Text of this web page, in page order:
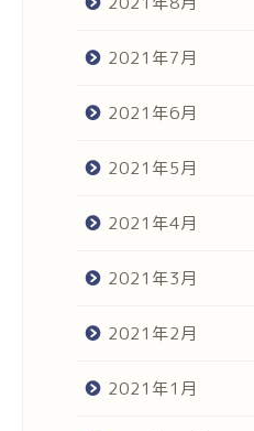
2021年7月
2021年6月
2021年5月
2021年4月
2021年3月
2021年2月
2021年1月